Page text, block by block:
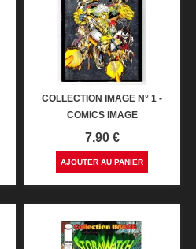
COLLECTION IMAGE N° 1 -
COMICS IMAGE
Prix
7,90 €
AJOUTER AU PANIER